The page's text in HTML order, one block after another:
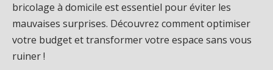
bricolage à domicile est essentiel pour éviter les
mauvaises surprises. Découvrez comment optimiser
votre budget et transformer votre espace sans vous
ruiner !